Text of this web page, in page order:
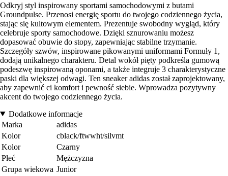
Odkryj styl inspirowany sportami samochodowymi z butami
Groundpulse. Przenosi energię sportu do twojego codziennego życia,
stając się kultowym elementem. Prezentuje swobodny wygląd, który
celebruje sporty samochodowe. Dzięki sznurowaniu możesz
dopasować obuwie do stopy, zapewniając stabilne trzymanie.
Szczegóły szwów, inspirowane pikowanymi uniformami Formuły 1,
dodają unikalnego charakteru. Detal wokół pięty podkreśla gumową
podeszwę inspirowaną oponami, a także integruje 3 charakterystyczne
paski dla większej odwagi. Ten sneaker adidas został zaprojektowany,
aby zapewnić ci komfort i pewność siebie. Wprowadza pozytywny
akcent do twojego codziennego życia.
Dodatkowe informacje
Marka
adidas
Kolor
cblack/ftwwht/silvmt
Kolor
Czarny
Płeć
Mężczyzna
Grupa wiekowa Junior